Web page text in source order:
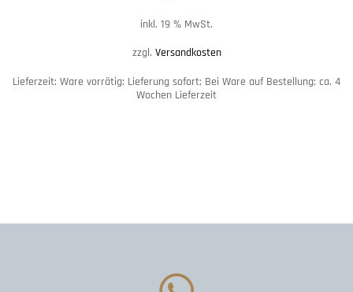
inkl. 19 % MwSt.
zzgl. Versandkosten
Lieferzeit: Ware vorrätig: Lieferung sofort; Bei Ware auf Bestellung; ca. 4
Wochen Lieferzeit